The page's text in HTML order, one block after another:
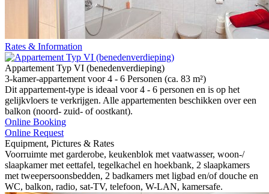
Rates & Information
Appartement Typ VI (benedenverdieping)
3-kamer-appartement voor 4 - 6 Personen (ca. 83 m²)
Dit appartement-type is ideaal voor 4 - 6 personen en is op het
gelijkvloers te verkrijgen. Alle appartementen beschikken over een
balkon (noord- zuid- of oostkant).
Online Booking
Online Request
Equipment, Pictures & Rates
Voorruimte met garderobe, keukenblok met vaatwasser, woon-/
slaapkamer met eettafel, tegelkachel en hoekbank, 2 slaapkamers
met tweepersoonsbedden, 2 badkamers met ligbad en/of douche en
WC, balkon, radio, sat-TV, telefoon, W-LAN, kamersafe.